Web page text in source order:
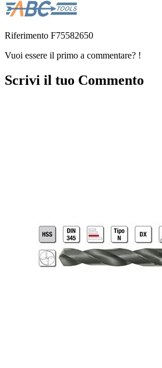
Riferimento F75582650
Vuoi essere il primo a commentare? !
Scrivi il tuo Commento